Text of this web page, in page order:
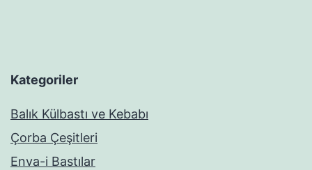
Kategoriler
Balık Külbastı ve Kebabı
Çorba Çeşitleri
Enva-i Bastılar